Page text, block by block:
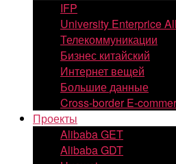
IFP
University Enterprice
Телекоммуникации
Бизнес китайский
Интернет вещей
Большие данные
Cross-border E-
Проекты
Alibaba GET
Alibaba GDT